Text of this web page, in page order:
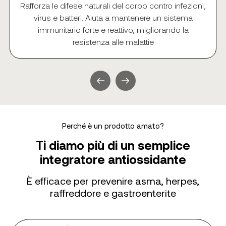
Rafforza le difese naturali del corpo contro infezioni,
virus e batteri. Aiuta a mantenere un sistema
immunitario forte e reattivo, migliorando la
resistenza alle malattie
Perché è un prodotto amato?
Ti diamo più di un semplice
integratore antiossidante
È efficace per prevenire asma, herpes,
raffreddore e gastroenterite